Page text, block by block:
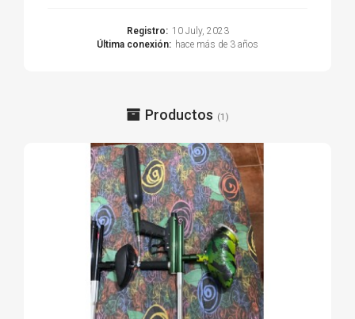
Registro: 10 July, 2023
Última conexión: hace más de 3 años
Productos (1)